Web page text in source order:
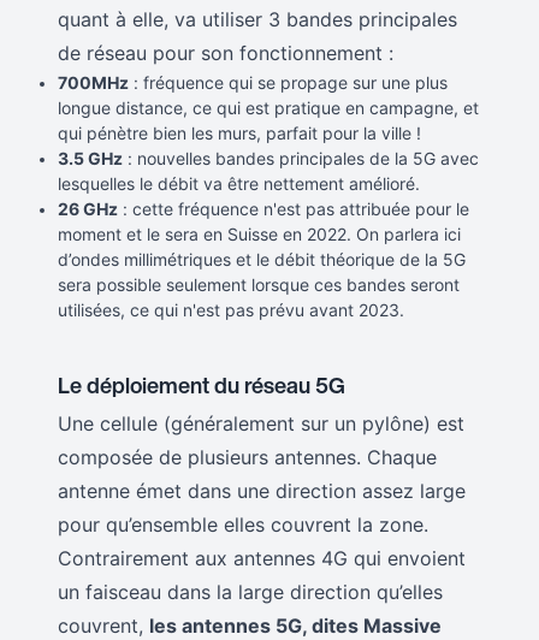
quant à elle, va utiliser 3 bandes principales
de réseau pour son fonctionnement :
700MHz : fréquence qui se propage sur une plus
longue distance, ce qui est pratique en campagne, et
qui pénètre bien les murs, parfait pour la ville !
3.5 GHz : nouvelles bandes principales de la 5G avec
lesquelles le débit va être nettement amélioré.
26 GHz : cette fréquence n'est pas attribuée pour le
moment et le sera en Suisse en 2022. On parlera ici
d’ondes millimétriques et le débit théorique de la 5G
sera possible seulement lorsque ces bandes seront
utilisées, ce qui n'est pas prévu avant 2023.
Le déploiement du réseau 5G
Une cellule (généralement sur un pylône) est
composée de plusieurs antennes. Chaque
antenne émet dans une direction assez large
pour qu’ensemble elles couvrent la zone.
Contrairement aux antennes 4G qui envoient
un faisceau dans la large direction qu’elles
couvrent, les antennes 5G, dites Massive